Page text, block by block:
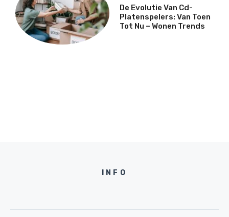
De Evolutie Van Cd-
Platenspelers: Van Toen
Tot Nu – Wonen Trends
INFO